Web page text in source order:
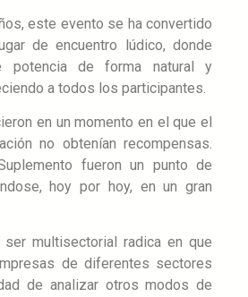
este evento se ha convertido
de encuentro lúdico, donde
potencia de forma natural y
a todos los participantes.
en un momento en el que el
no obtenían recompensas.
fueron un punto de
hoy por hoy, en un gran
ser multisectorial radica en que
de diferentes sectores
de analizar otros modos de